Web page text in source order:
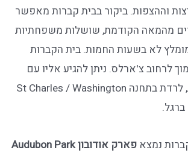
וההצפות. ביקור בבית קברות מאפשר
מהמאה הקודמת, שושלות משפחתיות
לא בשעות החמות. בית הקברות
לרחוב צ'ארלס. ניתן להגיע אליו עם
הקרוניות הירוקות, לרדת בתחנה St Charles / Washington
נמצא פארק אודובוןAudubon Park